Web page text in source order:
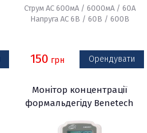
Струм AC 600мА / 6000мА / 60А
Напруга АС 6В / 60В / 600В
150 грн Орендувати
Монітор концентрації
формальдегіду Benetech